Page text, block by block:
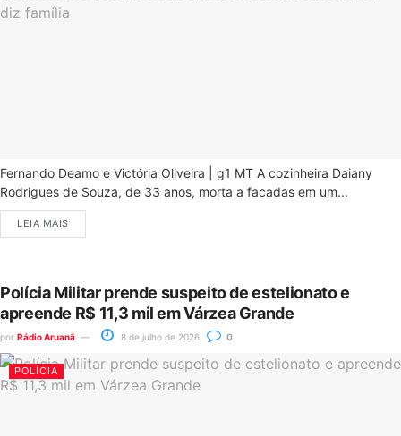
Fernando Deamo e Victória Oliveira | g1 MT A cozinheira Daiany
Rodrigues de Souza, de 33 anos, morta a facadas em um...
LEIA MAIS
Polícia Militar prende suspeito de estelionato e
apreende R$ 11,3 mil em Várzea Grande
por Rádio Aruanã 8 de julho de 2026 0
POLÍCIA